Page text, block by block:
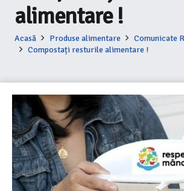
alimentare !
Acasă Produse alimentare
Comunicate
Compostați resturile alimentare !